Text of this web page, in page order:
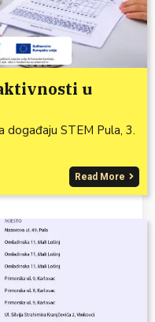
u
događaju STEM Pula, 3.
Read More